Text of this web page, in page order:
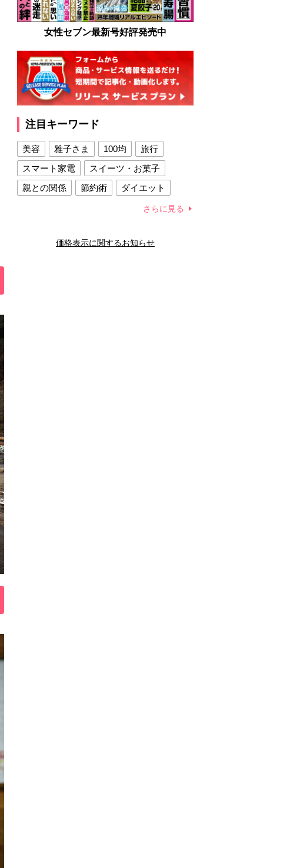
女性セブン最新号好評発売中
注目キーワード
美容 雅子さま 100均
旅行
スマート家電
スイーツ・お菓子
親との関係
節約術
ダイエット
夫との関係
新津春子 どか食い
さらに見る
価格表示に関するお知らせ